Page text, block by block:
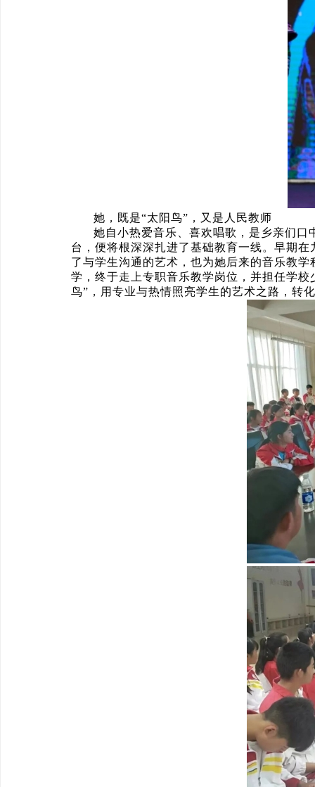
她，既是“太阳鸟”，又是人民教师
她自小热爱音乐、喜欢唱歌，是乡亲们口
台，便将根深深扎进了基础教育一线。早期
了与学生沟通的艺术，也为她后来的音乐教
学，终于走上专职音乐教学岗位，并担任学
鸟”，用专业与热情照亮学生的艺术之路，转